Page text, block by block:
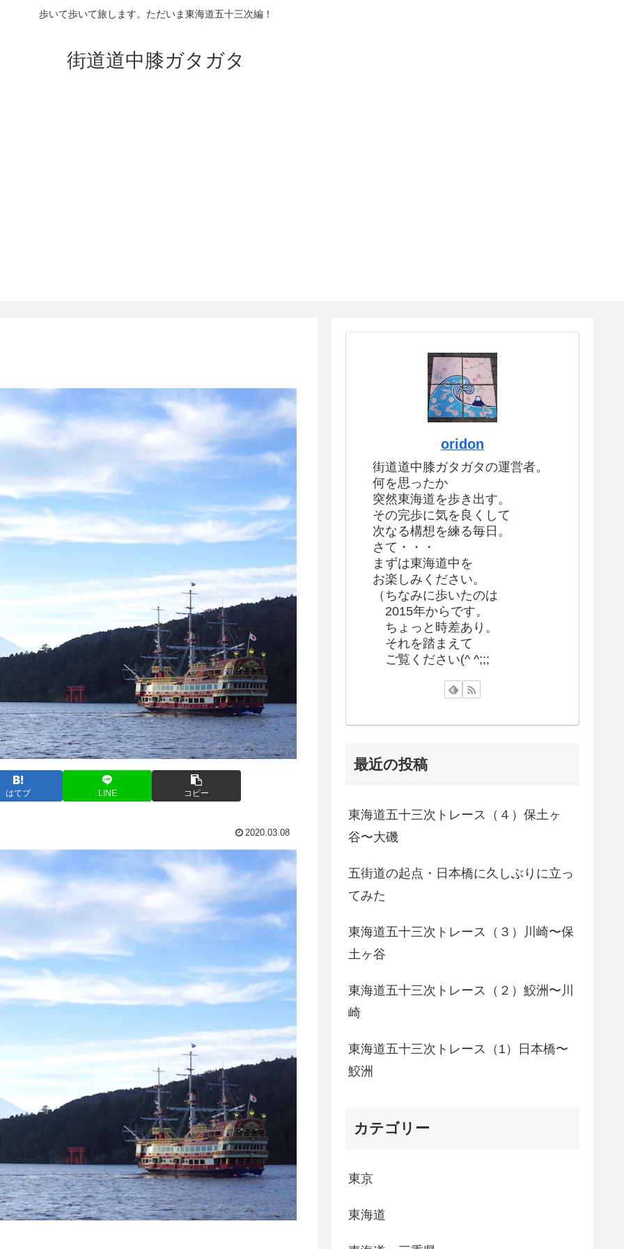
歩いて歩いて旅します。ただいま東海道五十三次編！
街道道中膝ガタガタ
はてブ LINE コピー
2020.03.08
oridon
街道道中膝ガタガタの運営者。
何を思ったか
突然東海道を歩き出す。
その完歩に気を良くして
次なる構想を練る毎日。
さて・・・
まずは東海道中を
お楽しみください。
（ちなみに歩いたのは
2015年からです。
ちょっと時差あり。
それを踏まえて
ご覧ください(^ ^;;;
最近の投稿
東海道五十三次トレース（４）保土ヶ
谷〜大磯
五街道の起点・日本橋に久しぶりに立っ
てみた
東海道五十三次トレース（３）川崎〜保
土ヶ谷
東海道五十三次トレース（２）鮫洲〜川
崎
東海道五十三次トレース（1）日本橋〜
鮫洲
カテゴリー
東京
東海道